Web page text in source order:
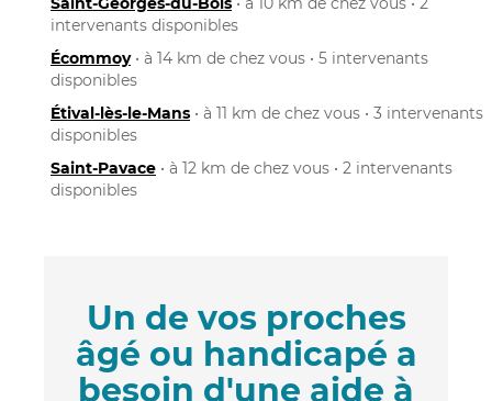
intervenants disponibles
Écommoy• à 14 km de chez vous • 5 intervenants
disponibles
Étival-lès-le-Mans • à 11 km de chez vous • 3 intervenants
disponibles
Saint-Pavace • à 12 km de chez vous • 2 intervenants
disponibles
Un de vos proches
âgé ou handicapé a
besoin d'une aide à